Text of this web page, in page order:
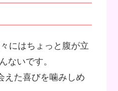
にはちょっと腹が立
ないです。
えた喜びを噛みしめ